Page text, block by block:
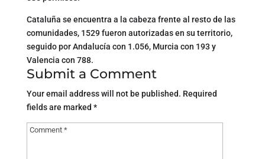
Cataluña se encuentra a la cabeza frente al resto de las
comunidades, 1529 fueron autorizadas en su territorio,
seguido por Andalucía con 1.056, Murcia con 193 y
Valencia con 788.
Submit a Comment
Your email address will not be published. Required
fields are marked *